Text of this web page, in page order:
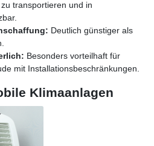
transportieren und in
Deutlich günstiger als
Besonders vorteilhaft für
mit Installationsbeschränkungen.
Klimaanlagen